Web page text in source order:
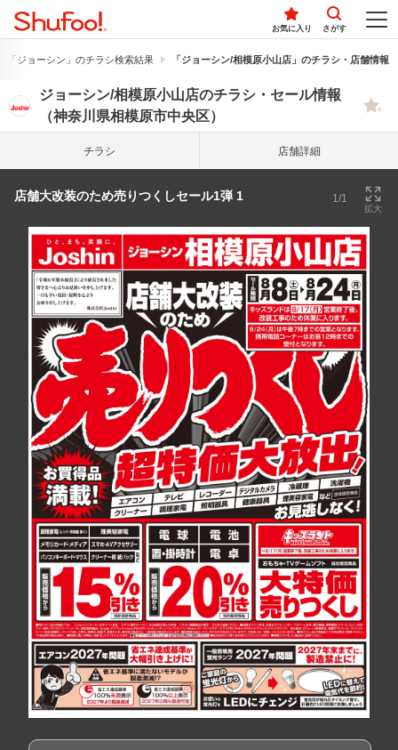
お気に入り さがす
「ジョーシン」のチラシ検索結果 「ジョーシン/相模原小山店」のチラシ・店舗情報
ジョーシン/相模原小山店のチラシ・セール情報
（神奈川県相模原市中央区）
チラシ 店舗詳細
店舗大改装のため売りつくしセール1弾 1 1/1
拡大